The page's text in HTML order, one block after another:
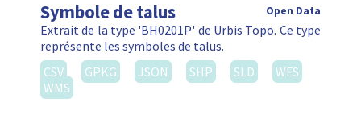
Symbole de talus Open Data
Extrait de la type 'BH0201P' de Urbis Topo. Ce type
représente les symboles de talus.
CSV
GPKG JSON SHP SLD
WFS
WMS